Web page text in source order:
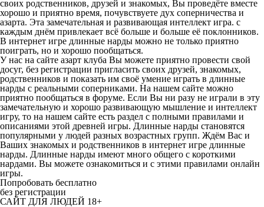
своих родственников, друзей и знакомых, Вы проведёте вместе
хорошо и приятно время, почувствуете дух соперничества и
азарта. Эта замечательная и развивающая интеллект игра. с
каждым днём привлекает всё больше и больше её поклонников.
В интернет игре длинные нарды можно не только приятно
поиграть, но и хорошо пообщаться.
У нас на сайте азарт клуба Вы можете приятно провести свой
досуг, без регистрации пригласить своих друзей, знакомых,
родственников и показать им своё умение играть в длинные
нарды с реальными соперниками. На нашем сайте можно
приятно пообщаться в форуме. Если Вы ни разу не играли в эту
замечательную и хорошо развивающую мышление и интеллект
игру, то на нашем сайте есть раздел с полными правилами и
описаниями этой древней игры. Длинные нарды становятся
популярными у людей разных возрастных групп. Ждём Вас и
Ваших знакомых и родственников в интернет игре длинные
нарды. Длинные нарды имеют много общего с короткими
нардами. Вы можете ознакомиться и с этими правилами онлайн
игры.
Попробовать бесплатно
без регистрации
САЙТ ДЛЯ ЛЮДЕЙ 18+